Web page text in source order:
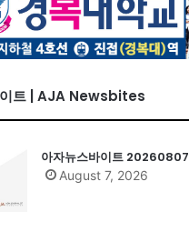
이트 | AJA Newsbites
아자뉴스바이트 20260807
August 7, 2026